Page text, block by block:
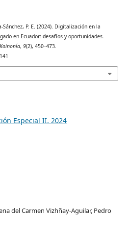
P. E. (2024). Digitalización en la
en Ecuador: desafíos y oportunidades.
, 9(2), 450–473.
Especial II. 2024
del Carmen Vizhñay-Aguilar, Pedro